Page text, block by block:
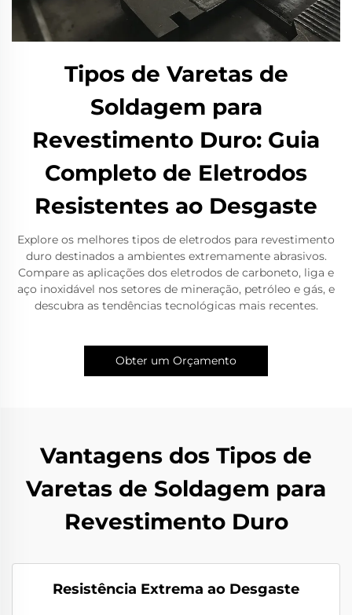
Tipos de Varetas de
Soldagem para
Revestimento Duro: Guia
Completo de Eletrodos
Resistentes ao Desgaste
Explore os melhores tipos de eletrodos para revestimento
duro destinados a ambientes extremamente abrasivos.
Compare as aplicações dos eletrodos de carboneto, liga e
aço inoxidável nos setores de mineração, petróleo e gás, e
descubra as tendências tecnológicas mais recentes.
Obter um Orçamento
Vantagens dos Tipos de
Varetas de Soldagem para
Revestimento Duro
Resistência Extrema ao Desgaste